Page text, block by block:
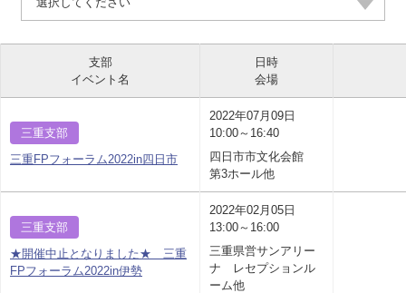
支部
イベント名
日時
会場
三重支部
三重FPフォーラム2022in四日市
2022年07月09日
10:00～16:40
四日市市文化会館
第3ホール他
三重支部
★開催中止となりました★ 三重
FPフォーラム2022in伊勢
2022年02月05日
13:00～16:00
三重県営サンアリー
ナ レセプションル
ーム他